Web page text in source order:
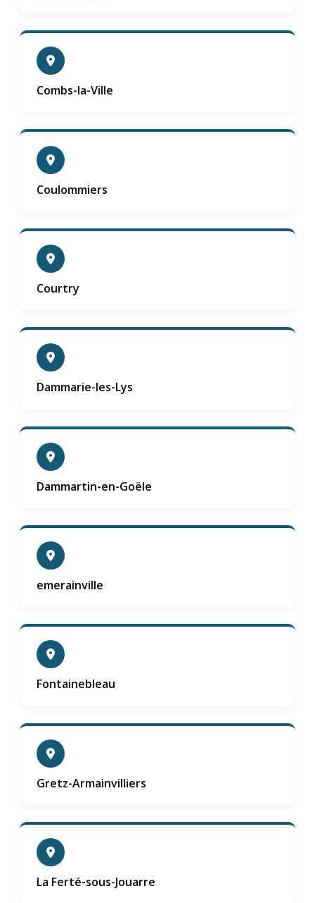
Combs-la-Ville
Coulommiers
Courtry
Dammarie-les-Lys
Dammartin-en-Goële
emerainville
Fontainebleau
Gretz-Armainvilliers
La Ferté-sous-Jouarre